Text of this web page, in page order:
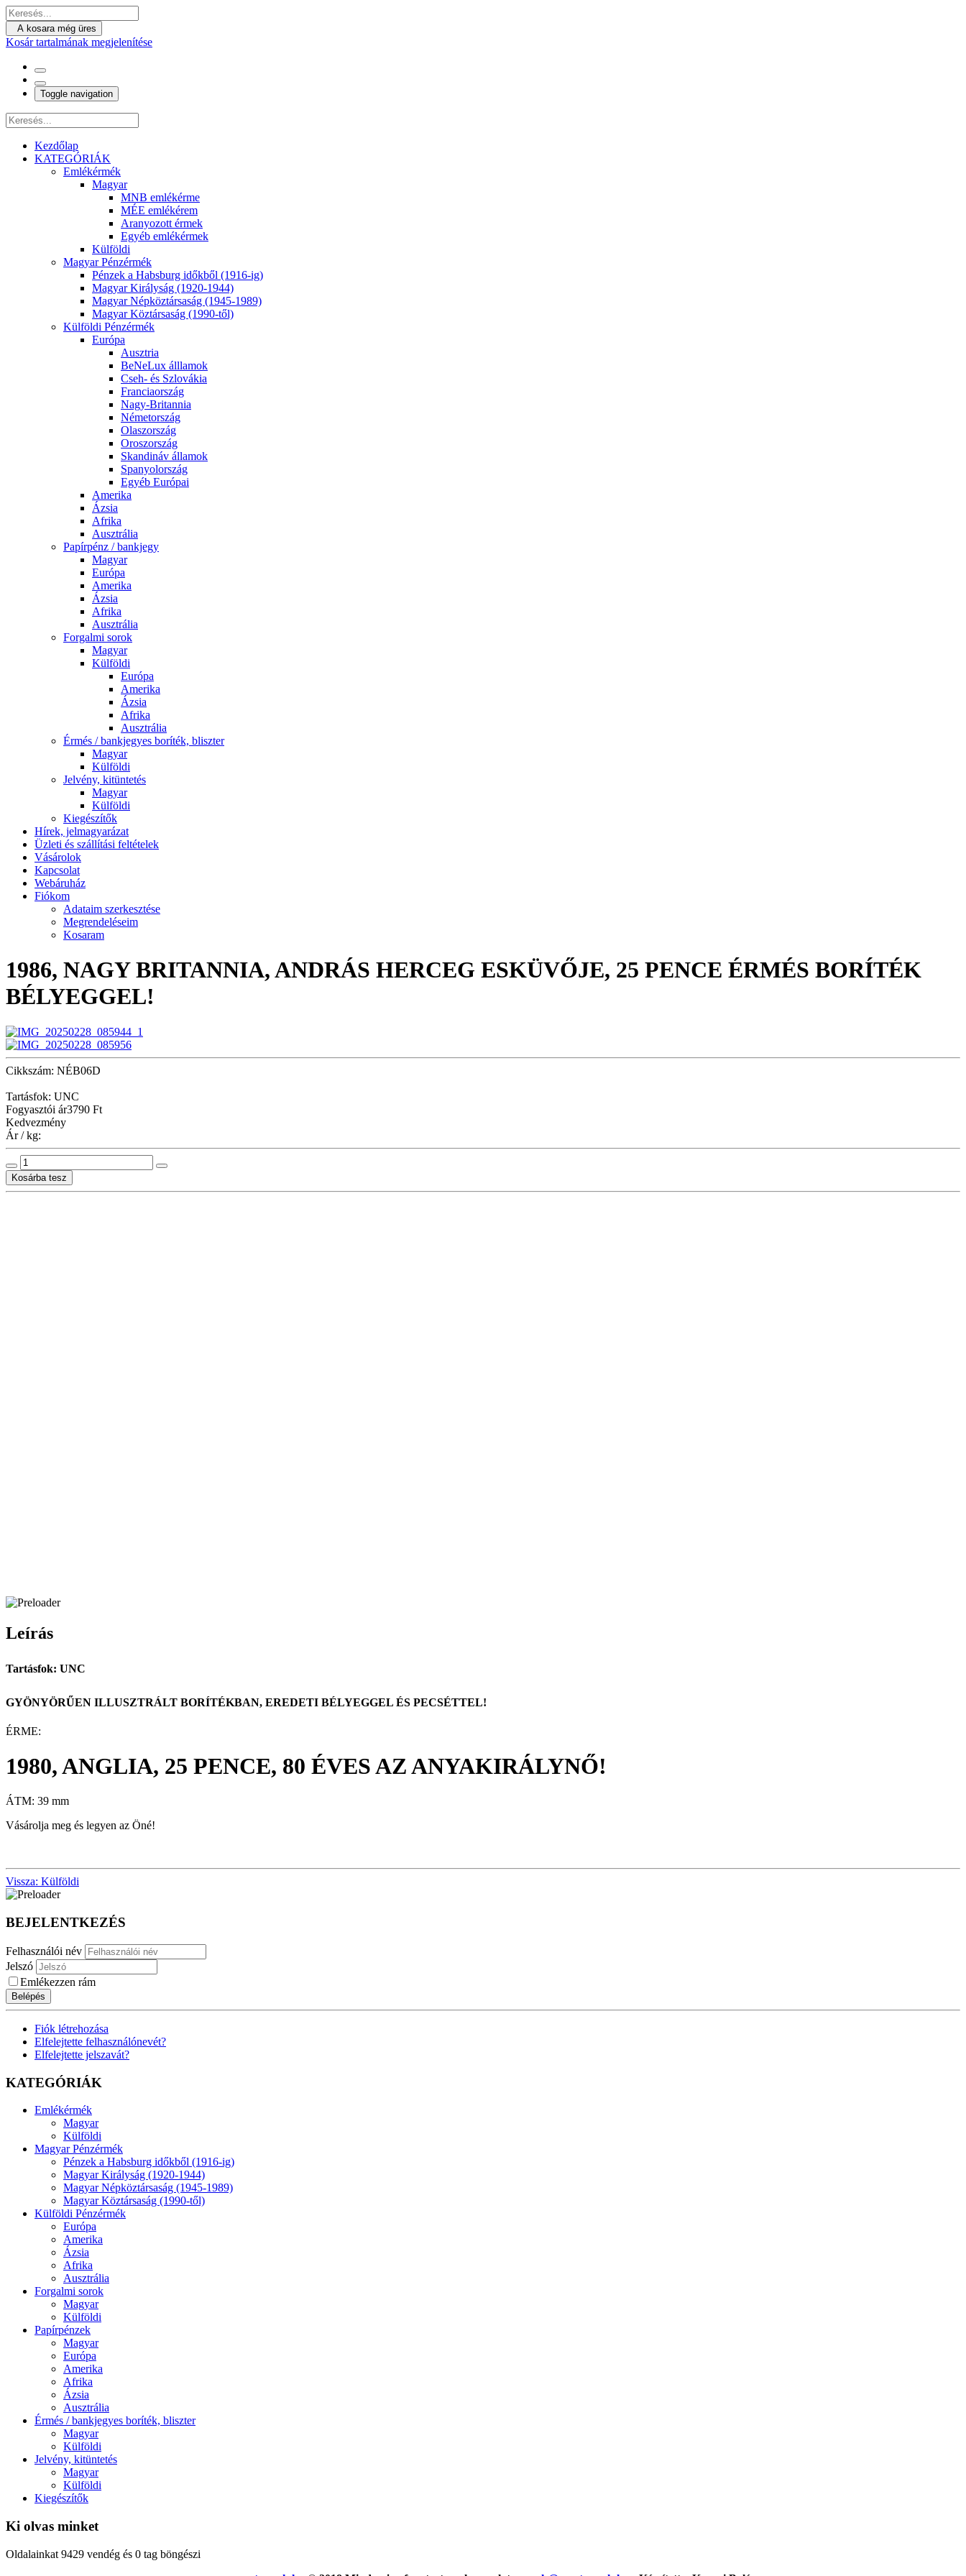
A kosara még üres
Kosár tartalmának megjelenítése
Toggle navigation
Kezdőlap
KATEGÓRIÁK
Emlékérmék
Magyar
MNB emlékérme
MÉE emlékérem
Aranyozott érmek
Egyéb emlékérmek
Külföldi
Magyar Pénzérmék
Pénzek a Habsburg időkből (1916-ig)
Magyar Királyság (1920-1944)
Magyar Népköztársaság (1945-1989)
Magyar Köztársaság (1990-től)
Külföldi Pénzérmék
Európa
Ausztria
BeNeLux álllamok
Cseh- és Szlovákia
Franciaország
Nagy-Britannia
Németország
Olaszország
Oroszország
Skandináv államok
Spanyolország
Egyéb Európai
Amerika
Ázsia
Afrika
Ausztrália
Papírpénz / bankjegy
Magyar
Európa
Amerika
Ázsia
Afrika
Ausztrália
Forgalmi sorok
Magyar
Külföldi
Európa
Amerika
Ázsia
Afrika
Ausztrália
Érmés / bankjegyes boríték, bliszter
Magyar
Külföldi
Jelvény, kitüntetés
Magyar
Külföldi
Kiegészítők
Hírek, jelmagyarázat
Üzleti és szállítási feltételek
Vásárolok
Kapcsolat
Webáruház
Fiókom
Adataim szerkesztése
Megrendeléseim
Kosaram
1986, NAGY BRITANNIA, ANDRÁS HERCEG ESKÜVŐJE, 25 PENCE ÉRMÉS BORÍTÉK
BÉLYEGGEL!
Cikkszám: NÉB06D
Tartásfok: UNC
Fogyasztói ár3790 Ft
Kedvezmény
Ár / kg:
Leírás
Tartásfok: UNC
GYÖNYÖRŰEN ILLUSZTRÁLT BORÍTÉKBAN, EREDETI BÉLYEGGEL ÉS PECSÉTTEL!
ÉRME:
1980, ANGLIA, 25 PENCE, 80 ÉVES AZ ANYAKIRÁLYNŐ!
ÁTM: 39 mm
Vásárolja meg és legyen az Öné!
Vissza: Külföldi
BEJELENTKEZÉS
Felhasználói név
Jelszó
Emlékezzen rám
Belépés
Fiók létrehozása
Elfelejtette felhasználónevét?
Elfelejtette jelszavát?
KATEGÓRIÁK
Emlékérmék
Magyar
Külföldi
Magyar Pénzérmék
Pénzek a Habsburg időkből (1916-ig)
Magyar Királyság (1920-1944)
Magyar Népköztársaság (1945-1989)
Magyar Köztársaság (1990-től)
Külföldi Pénzérmék
Európa
Amerika
Ázsia
Afrika
Ausztrália
Forgalmi sorok
Magyar
Külföldi
Papírpénzek
Magyar
Európa
Amerika
Afrika
Ázsia
Ausztrália
Érmés / bankjegyes boríték, bliszter
Magyar
Külföldi
Jelvény, kitüntetés
Magyar
Külföldi
Kiegészítők
Ki olvas minket
Oldalainkat 9429 vendég és 0 tag böngészi